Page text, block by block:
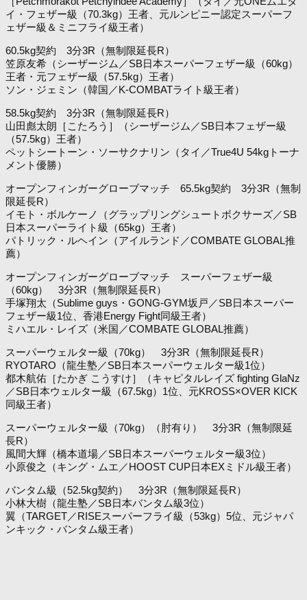
イ・フェザー級（70.3kg）王者、元ルンピニー認定スーパーフ
ェザー級＆ミニフライ級王者）
60.5kg契約 3分3R（無制限延長R）
笠原友希（シーザージム／SB日本スーパーフェザー級（60kg）
王者・元フェザー級（57.5kg）王者）
ソン・ジェミン（韓国／K-COMBATライト級王者）
58.5kg契約 3分3R（無制限延長R）
山田彪太朗［こたろう］（シーザージム／SB日本フェザー級
（57.5kg）王者）
ペットシートーン・ソーサクナリン（タイ／True4U 54kgトーナ
メント優勝）
オープンフィンガーグローブマッチ 65.5kg契約 3分3R（無制
限延長R）
イモト・ボルケーノ（グラップリングシュートボクサーズ／SB
日本スーパーライト級（65kg）王者）
パトリック・ルヘイン（アイルランド／COMBATE GLOBAL推
薦）
オープンフィンガーグローブマッチ スーパーフェザー級
（60kg） 3分3R（無制限延長R）
手塚翔太（Sublime guys・GONG-GYM坂戸／SB日本スーパー
フェザー級1位、香港Energy Fight同級王者）
ミハエル・レイズ（米国／COMBATE GLOBAL推薦）
スーパーウェルター級（70kg） 3分3R（無制限延長R）
RYOTARO（龍生塾／SB日本スーパーウェルター級1位）
都木航佑［たかぎ こうすけ］（キャピタルレイズ fighting GlaNz
／SB日本ウェルター級（67.5kg）1位、元KROSS×OVER KICK
同級王者）
スーパーウェルター級（70kg）（肘有り） 3分3R（無制限延
長R）
風間大輝（橋本道場／SB日本スーパーウェルター級3位）
小原俊之（キング・ムエ／HOOST CUP日本EXミドル級王者）
バンタム級（52.5kg契約） 3分3R（無制限延長R）
小林大樹（龍生塾／SB日本バンタム級3位）
翼（TARGET／RISEスーパーフライ級（53kg）5位、元ジャパ
ンキック・バンタム級王者）